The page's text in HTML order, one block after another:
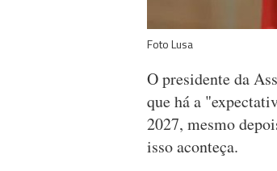
Foto Lusa
O presidente da
que há a
2027, mesmo
isso aconteça.